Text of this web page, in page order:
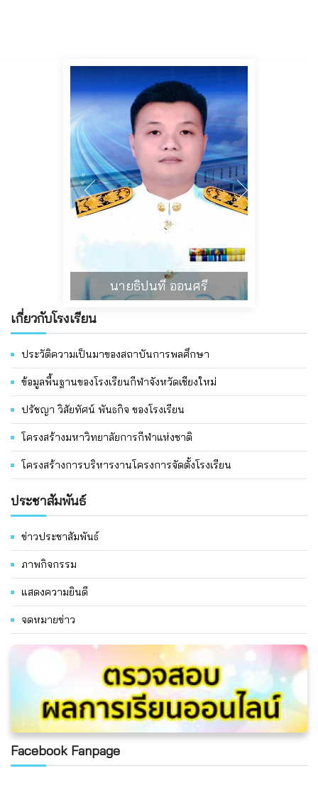
นายธิปนที ออนศรี
เกี่ยวกับโรงเรียน
ประวัติความเป็นมาของสถาบันการพลศึกษา
ข้อมูลพื้นฐานของโรงเรียนกีฬาจังหวัดเชียงใหม่
ปรัชญา วิสัยทัศน์ พันธกิจ ของโรงเรียน
โครงสร้างมหาวิทยาลัยการกีฬาแห่งชาติ
โครงสร้างการบริหารงานโครงการจัดตั้งโรงเรียน
ประชาสัมพันธ์
ข่าวประชาสัมพันธ์
ภาพกิจกรรม
แสดงความยินดี
จดหมายข่าว
Facebook Fanpage